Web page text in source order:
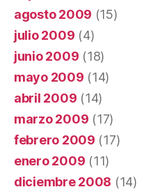
agosto 2009 (15)
julio 2009 (4)
junio 2009 (18)
mayo 2009 (14)
abril 2009 (14)
marzo 2009 (17)
febrero 2009 (17)
enero 2009 (11)
diciembre 2008 (14)